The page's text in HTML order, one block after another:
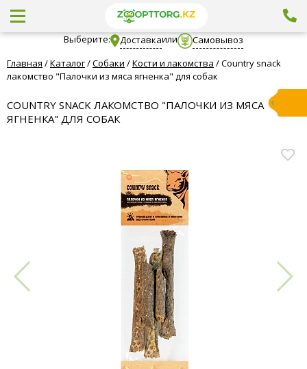
Выберите: Доставкаили
Самовывоз
Главная /Каталог/Собаки /Кости и лакомства /Country snack
лакомство "Палочки из мяса ягненка" для собак
COUNTRY SNACK ЛАКОМСТВО "ПАЛОЧКИ ИЗ МЯСА
ЯГНЕНКА" ДЛЯ СОБАК